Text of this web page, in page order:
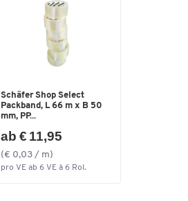
Schäfer Shop Select
Packband, L 66 m x B 50
mm, PP...
ab € 11,95
(€ 0,03 / m)
pro VE ab 6 VE à 6 Rol.